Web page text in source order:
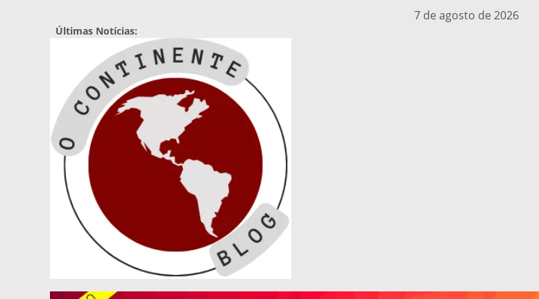
para
conteúdo
7 de agosto de 2026
Últimas Notícias: